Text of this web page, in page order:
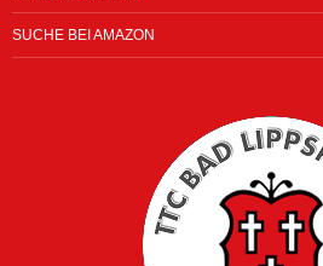
SUCHE BEI AMAZON